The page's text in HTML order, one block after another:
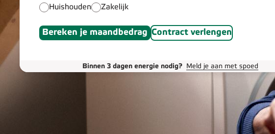
Huishouden Zakelijk
Bereken je maandbedrag Contract verlengen
Binnen 3 dagen energie nodig? Meld je aan met spoed